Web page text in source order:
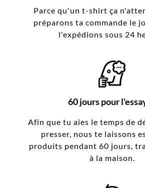
Parce qu'un t-shirt ça
préparons ta commande le
l'expédions sous 24
60 jours pour
Afin que tu aies le temps de
presser, nous te laissons
produits pendant 60 jours,
à la maison.